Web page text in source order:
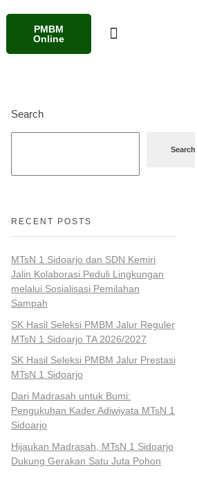
PMBM
Online
Search
Search
RECENT POSTS
MTsN 1 Sidoarjo dan SDN Kemiri
Jalin Kolaborasi Peduli Lingkungan
melalui Sosialisasi Pemilahan
Sampah
SK Hasil Seleksi PMBM Jalur Reguler
MTsN 1 Sidoarjo TA 2026/2027
SK Hasil Seleksi PMBM Jalur Prestasi
MTsN 1 Sidoarjo
Dari Madrasah untuk Bumi:
Pengukuhan Kader Adiwiyata MTsN 1
Sidoarjo
Hijaukan Madrasah, MTsN 1 Sidoarjo
Dukung Gerakan Satu Juta Pohon